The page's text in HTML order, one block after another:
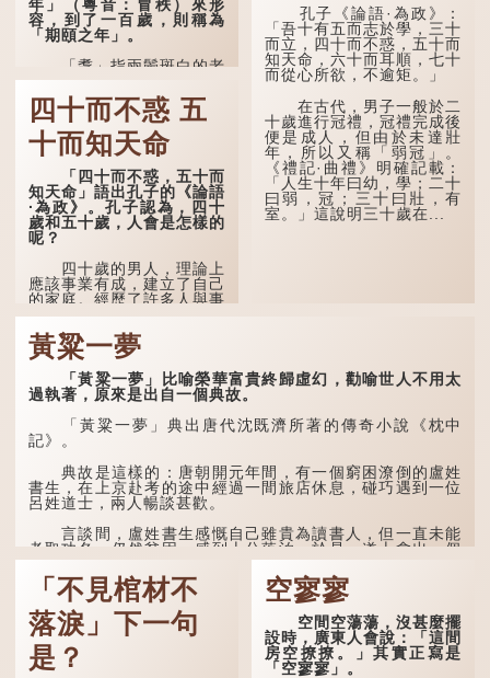
年」（粵音：冒秩）來形
容，到了一百歲，則稱為
「期頤之年」。
「耄」指兩鬢斑白的老
人家，亦含有思想紊亂的意
思；「耋」更有跌倒的意
思，也是用來形容老人家
的。
曹操《對酒歌》就曾寫
道：「耄耋皆得以壽終，恩
澤廣及草木昆蟲。」
到了一百歲呢？
那麼就可以稱為「期
頤」。《禮記.曲禮上》：
「百年曰期頤。」鄭玄註：
「期，猶要也；頤，養也。
不知衣服食味，孝子要盡養
道...
四十而不惑 五
十而知天命
「四十而不惑，五十而
知天命」語出孔子的《論語
·為政》。孔子認為，四十
歲和五十歲，人會是怎樣的
呢？
四十歲的男人，理論上
應該事業有成，建立了自己
的家庭。經歷了許多人與事
之後，對事物有了自己的判
斷能力，不會輕易為表象所
迷惑。
孔子在《論語·子罕》
也說：「知者不惑，仁者不
憂，勇者不懼。」「知」與
智慧的「智」相通，四十歲
的男人應已累積足夠智慧，
不再對自己的人生感到困
惑、憂慮與恐懼。
孔子《論語·為政》：
「吾十有五而志於學，三十
而立，四十而不惑，五十而
知天命，六十而耳順，七十
而從心所欲，不逾矩。」
在古代，男子一般於二
十歲進行冠禮，冠禮完成後
便是成人，但由於未達壯
年，所以又稱「弱冠」。
《禮記·曲禮》明確記載：
「人生十年曰幼，學；二十
曰弱，冠；三十曰壯，有
室。」這說明三十歲在...
黃粱一夢
「黃粱一夢」比喻榮華富貴終歸虛幻，勸喻世人不用太
過執著，原來是出自一個典故。
「黃粱一夢」典出唐代沈既濟所著的傳奇小說《枕中
記》。
典故是這樣的：唐朝開元年間，有一個窮困潦倒的盧姓
書生，在上京赴考的途中經過一間旅店休息，碰巧遇到一位
呂姓道士，兩人暢談甚歡。
言談間，盧姓書生感慨自己雖貴為讀書人，但一直未能
考取功名，仍然貧困，感到十分落泊。於是，道士拿出一個
青瓷枕頭，讓...
「不見棺材不
落淚」下一句
是？
空寥寥
空間空蕩蕩，沒甚麼擺
設時，廣東人會說：「這間
房空撩撩。」其實正寫是
「空寥寥」。